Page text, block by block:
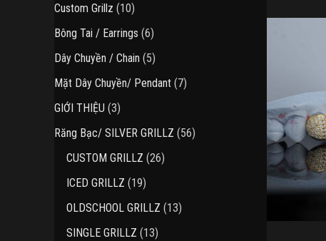
Custom Grillz 1010
sản
phẩm
Bông Tai / Earrings 66
sản
phẩm
Dây Chuyền / Chain 55
sản
phẩm
Mặt Dây Chuyền/ Pendant 77
GIỚI THIỆU 33
sản
Răng Bạc/ SILVER GRILLZ 5656
CUSTOM GRILLZ 2626
ICED GRILLZ 1919
sản
phẩm
OLDSCHOOL GRILLZ 1313
SINGLE GRILLZ 1313